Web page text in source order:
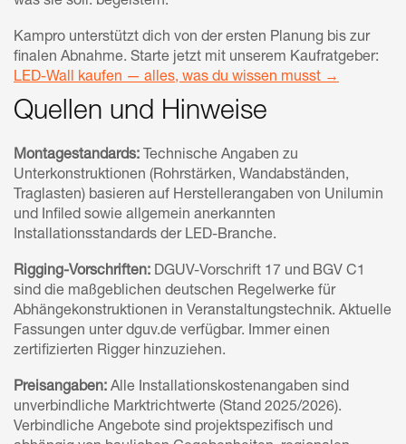
Kampro unterstützt dich von der ersten Planung bis zur
finalen Abnahme. Starte jetzt mit unserem Kaufratgeber:
LED-Wall kaufen — alles, was du wissen musst →
Quellen und Hinweise
Montagestandards: Technische Angaben zu
Unterkonstruktionen (Rohrstärken, Wandabständen,
Traglasten) basieren auf Herstellerangaben von Unilumin
und Infiled sowie allgemein anerkannten
Installationsstandards der LED-Branche.
Rigging-Vorschriften: DGUV-Vorschrift 17 und BGV C1
sind die maßgeblichen deutschen Regelwerke für
Abhängekonstruktionen in Veranstaltungstechnik. Aktuelle
Fassungen unter dguv.de verfügbar. Immer einen
zertifizierten Rigger hinzuziehen.
Preisangaben: Alle Installationskostenangaben sind
unverbindliche Marktrichtwerte (Stand 2025/2026).
Verbindliche Angebote sind projektspezifisch und